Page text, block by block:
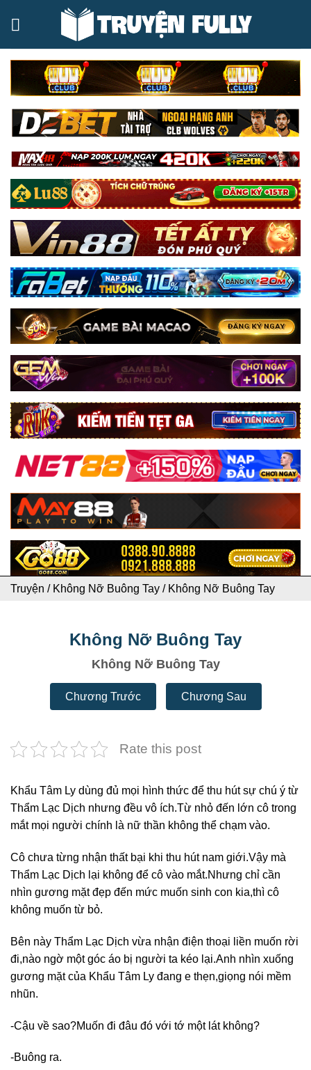
Truyện / Không Nỡ Buông Tay / Không Nỡ Buông Tay
Không Nỡ Buông Tay
Không Nỡ Buông Tay
Chương Trước Chương Sau
Rate this post
Khẩu Tâm Ly dùng đủ mọi hình thức để thu hút sự chú ý từ
Thẩm Lạc Dịch nhưng đều vô ích.Từ nhỏ đến lớn cô trong
mắt mọi người chính là nữ thần không thể chạm vào.
Cô chưa từng nhận thất bại khi thu hút nam giới.Vậy mà
Thẩm Lạc Dịch lại không để cô vào mắt.Nhưng chỉ cần
nhìn gương mặt đẹp đến mức muốn sinh con kia,thì cô
không muốn từ bỏ.
Bên này Thẩm Lạc Dịch vừa nhận điện thoại liền muốn rời
đi,nào ngờ một góc áo bị người ta kéo lại.Anh nhìn xuống
gương mặt của Khẩu Tâm Ly đang e thẹn,giọng nói mềm
nhũn.
-Cậu về sao?Muốn đi đâu đó với tớ một lát không?
-Buông ra.